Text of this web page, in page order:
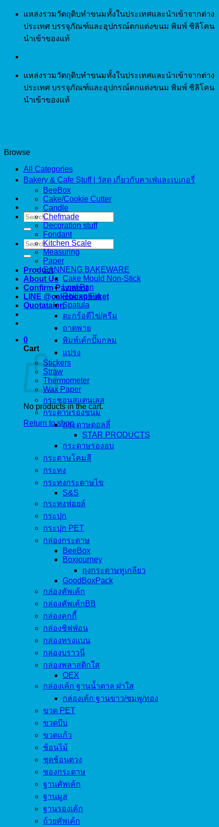
Skip
content
แหล่งรวมวัตถุดิบทำขนมทั้งในประเทศและนำเข้าจากต่าง
ประเทศ บรรจุภัณฑ์และอุปกรณ์ตกแต่งขนม พิมพ์ ซิลิโคน
นำเข้าของแท้
แหล่งรวมวัตถุดิบทำขนมทั้งในประเทศและนำเข้าจากต่าง
ประเทศ บรรจุภัณฑ์และอุปกรณ์ตกแต่งขนม พิมพ์ ซิลิโคน
นำเข้าของแท้
Search
for:
Search
for:
Product
About Us
Confirm Payment
LINE @cakeboxphuket
Quotataion
0
Cart
No products in the cart.
Return to shop
Browse
All Categories
Bakery & Cafe Stuff | วัสดุ เกี่ยวกับคาเฟ่และเบเกอรี่
BeeBox
Cake/Cookie Cutter
Candle
Chefmade
Decoration stuff
Fondant
Kitchen Scale
Measuring
Paper
SANNENG BAKEWARE
Cake Mould Non-Stick
Loaf Pan
Rolling Pin
Spatula
ตะกร้อตีไข่/ครีม
ถาดพาย
พิมพ์เค้กปั๊มกลม
แปรง
Stickers
Straw
Thermometer
Wax Paper
กระชอนสแตนเลส
กระดาษรองขนม
กระดาษดอลลี่
STAR PRODUCTS
กระดาษรองอบ
กระดาษโคมสี
กระทง
กระทงกระดาษไข
S&S
กระทงฟอยล์
กระปุก
กระปุก PET
กล่องกระดาษ
BeeBox
Boxjourney
ถุงกระดาษหูเกลียว
GoodBoxPack
กล่องคัพเค้ก
กล่องคัพเค้กBB
กล่องคุกกี้
กล่องชิฟฟ่อน
กล่องทรงแบน
กล่องบราวนี่
กล่องพลาสติกใส
OEX
กล่องเค้ก ฐานน้ำตาล ฝาใส
กล่องเค้ก ฐานขาว/ชมพู/ทอง
ขวด PET
ขวดบีบ
ขวดแก้ว
ช้อนไม้
ชุดช้อนตวง
ซองกระดาษ
ฐานคัพเค้ก
ฐานมูส
ฐานรองเค้ก
ถ้วยคัพเค้ก